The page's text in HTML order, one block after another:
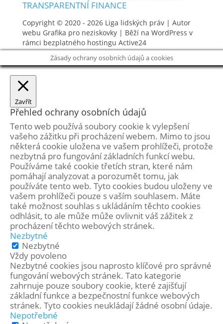
TRANSPARENTNÍ FINANCE
Copyright © 2020 - 2026 Liga lidských práv| Autor
webu Grafika pro neziskovky| Běží na WordPress v
rámci bezplatného hostingu Active24
Zásady ochrany osobních údajů a cookies
Zavřít
Přehled ochrany osobních údajů
Tento web používá soubory cookie k vylepšení
vašeho zážitku při procházení webem. Mimo to jsou
některá cookie uložena ve vašem prohlížeči, protože
nezbytná pro fungování základních funkcí webu.
Používáme také cookie třetích stran, které nám
pomáhají analyzovat a porozumět tomu, jak
používáte tento web. Tyto cookies budou uloženy ve
vašem prohlížeči pouze s vaším souhlasem. Máte
také možnost souhlas s ukládáním těchto cookies
odhlásit, to ale může může ovlivnit váš zážitek z
procházení těchto webových stránek.
Nezbytné
Nezbytné
Vždy povoleno
Nezbytné cookies jsou naprosto klíčové pro správné
fungování webových stránek. Tato kategorie
zahrnuje pouze soubory cookie, které zajišťují
základní funkce a bezpečnostní funkce webových
stránek. Tyto cookies neukládají žádné osobní údaje.
Nepotřebné